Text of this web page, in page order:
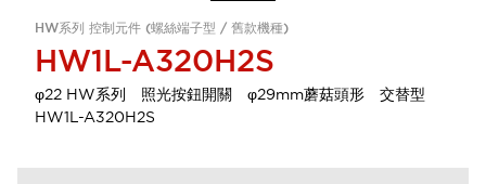
HW系列 控制元件 (螺絲端子型 / 舊款機種)
HW1L-A320H2S
φ22 HW系列 照光按鈕開關 φ29mm蘑菇頭形 交替型
HW1L-A320H2S